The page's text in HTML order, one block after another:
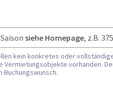
siehe Homepage, z.B.
kein konkretes oder
vorhanden.